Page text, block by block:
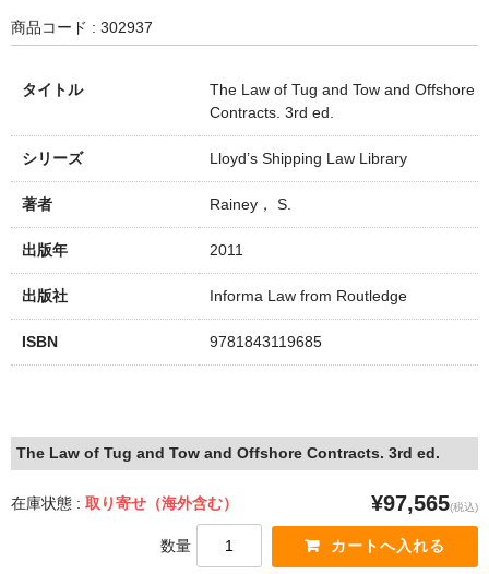
商品コード : 302937
タイトル
The Law of Tug and Tow and Offshore
Contracts. 3rd ed.
シリーズ Lloyd’s Shipping Law Library
著者 Rainey， S.
出版年 2011
出版社 Informa Law from Routledge
ISBN 9781843119685
The Law of Tug and Tow and Offshore Contracts. 3rd ed.
在庫状態 : 取り寄せ（海外含む） ¥97,565(税込)
数量